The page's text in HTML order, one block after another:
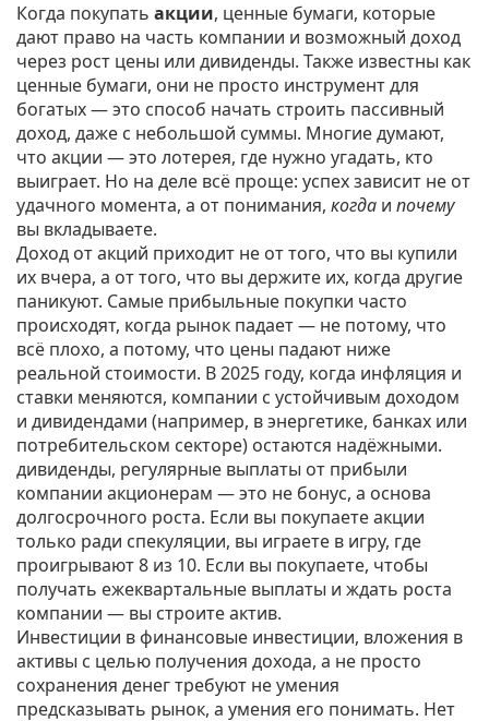
Когда покупать акции, ценные бумаги, которые
дают право на часть компании и возможный доход
через рост цены или дивиденды. Также известны как
ценные бумаги, они не просто инструмент для
богатых — это способ начать строить пассивный
доход, даже с небольшой суммы. Многие думают,
что акции — это лотерея, где нужно угадать, кто
выиграет. Но на деле всё проще: успех зависит не от
удачного момента, а от понимания, когда и почему
вы вкладываете.
Доход от акций приходит не от того, что вы купили
их вчера, а от того, что вы держите их, когда другие
паникуют. Самые прибыльные покупки часто
происходят, когда рынок падает — не потому, что
всё плохо, а потому, что цены падают ниже
реальной стоимости. В 2025 году, когда инфляция и
ставки меняются, компании с устойчивым доходом
и дивидендами (например, в энергетике, банках или
потребительском секторе) остаются надёжными.
дивиденды, регулярные выплаты от прибыли
компании акционерам — это не бонус, а основа
долгосрочного роста. Если вы покупаете акции
только ради спекуляции, вы играете в игру, где
проигрывают 8 из 10. Если вы покупаете, чтобы
получать ежеквартальные выплаты и ждать роста
компании — вы строите актив.
Инвестиции вфинансовые инвестиции, вложения в
активы с целью получения дохода, а не просто
сохранения денегтребуют не умения
предсказывать рынок, а умения его понимать. Нет